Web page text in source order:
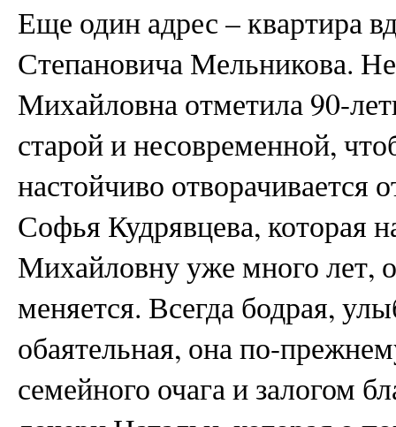
Еще один адрес – квартира
Степановича Мельникова.
Михайловна отметила 90-
старой и несовременной,
настойчиво отворачивается
Софья Кудрявцева, которая
Михайловну уже много лет,
меняется. Всегда бодрая,
обаятельная, она по-
семейного очага и залогом